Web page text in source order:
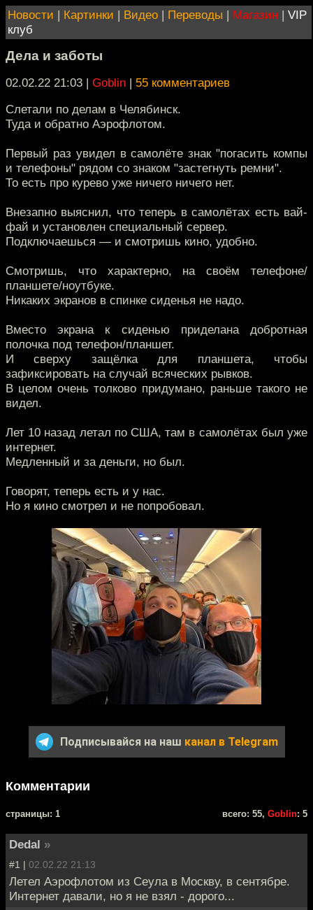
Новости | Картинки | Видео | Переводы | Магазин | VIP
клуб
Дела и заботы
02.02.22 21:03 | Goblin | 55 комментариев
Слетали по делам в Челябинск.
Туда и обратно Аэрофлотом.
Первый раз увидел в самолёте знак "погасить компы
и телефоны" рядом со знаком "застегнуть ремни".
То есть про курево уже ничего ничего нет.
Внезапно выяснил, что теперь в самолётах есть вай-
фай и установлен специальный сервер.
Подключаешься — и смотришь кино, удобно.
Смотришь, что характерно, на своём телефоне/
планшете/ноутбуке.
Никаких экранов в спинке сиденья не надо.
Вместо экрана к сиденью приделана добротная
полочка под телефон/планшет.
И сверху защёлка для планшета, чтобы
зафиксировать на случай всяческих рывков.
В целом очень толково придумано, раньше такого не
видел.
Лет 10 назад летал по США, там в самолётах был уже
интернет.
Медленный и за деньги, но был.
Говорят, теперь есть и у нас.
Но я кино смотрел и не попробовал.
Подписывайся на наш канал в Telegram
Комментарии
cтраницы: 1 всего: 55, Goblin: 5
Dedal »
#1 | 02.02.22 21:13
Летел Аэрофлотом из Сеула в Москву, в сентябре.
Интернет давали, но я не взял - дорого...